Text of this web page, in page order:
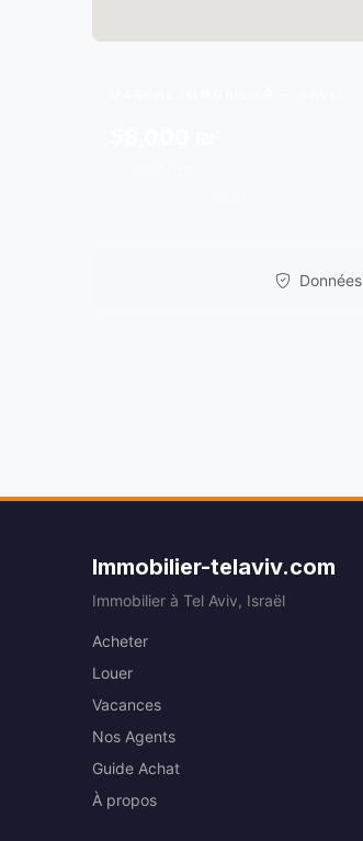
Immobilier-telaviv.com
Immobilier à Tel Aviv, Israël
Acheter
Louer
Vacances
Nos Agents
Guide Achat
À propos